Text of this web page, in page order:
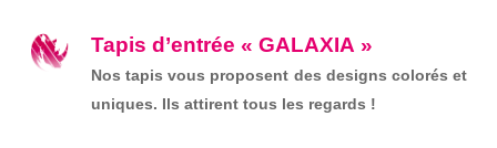
Tapis d’entrée « GALAXIA »
Nos tapis vous proposent des designs colorés et
uniques. Ils attirent tous les regards !